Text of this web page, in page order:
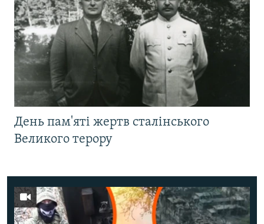
День пам'яті жертв сталінського
Великого терору